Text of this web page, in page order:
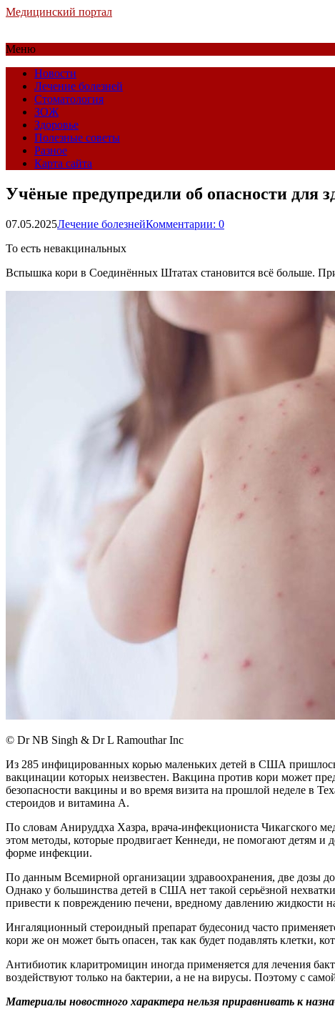
Медицинский портал
Меню
Новости
Лечение болезней
Стоматология
ЗОЖ
Здоровье
Полезные советы
Разное
Карта сайта
Учёные предупредили об опасности для
07.05.2025Лечение болезнейКомментарии: 0
То есть невакцинальных
Вспышка кори в Соединённых Штатах становится всё больше.
© Dr NB Singh & Dr L Ramouthar Inc
Из 285 инфицированных корью маленьких детей в США пришлось
вакцинации которых неизвестен. Вакцина против кори может
безопасности вакцины и во время визита на прошлой неделе в
стероидов и витамина А.
По словам Анируддха Хазра, врача-инфекциониста Чикагского
этом методы, которые продвигает Кеннеди, не помогают детям и
форме инфекции.
По данным Всемирной организации здравоохранения, две дозы
Однако у большинства детей в США нет такой серьёзной
привести к повреждению печени, вредному давлению жидкости
Ингаляционный стероидный препарат будесонид часто
кори же он может быть опасен, так как будет подавлять клетки,
Антибиотик кларитромицин иногда применяется для лечения
воздействуют только на бактерии, а не на вирусы. Поэтому с
Материалы новостного характера нельзя приравнивать к